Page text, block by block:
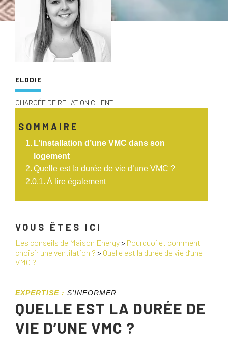
ELODIE
CHARGÉE DE RELATION CLIENT
SOMMAIRE
L’installation d’une VMC dans son
logement
Quelle est la durée de vie d’une VMC ?
À lire également
VOUS ÊTES ICI
Les conseils de Maison Energy> Pourquoi et comment
choisir une ventilation ? > Quelle est la durée de vie d’une
VMC ?
EXPERTISE : S'INFORMER
QUELLE EST LA DURÉE DE
VIE D’UNE VMC ?